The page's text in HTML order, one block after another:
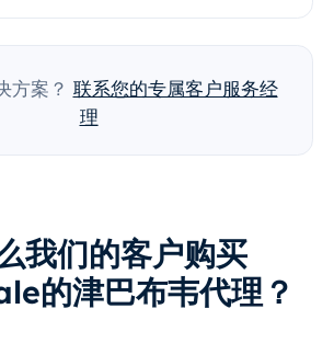
方案？ 联系您的专属客户服务经
理
我们的客户购买
的津巴布韦代理？